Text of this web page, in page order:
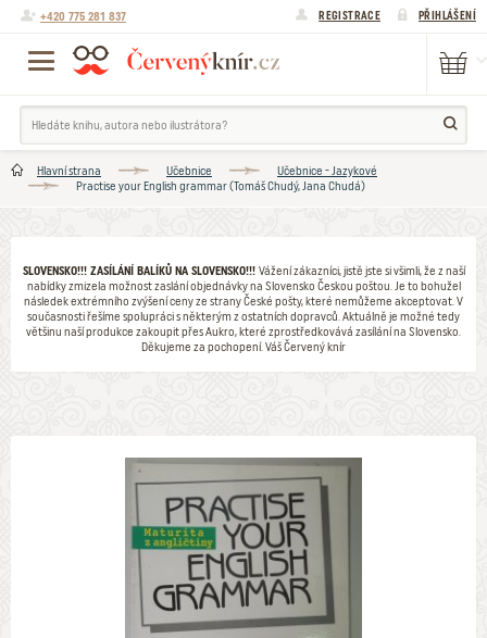
+420 775 281 837 REGISTRACE PŘIHLÁŠENÍ
Hlavní strana Učebnice
Učebnice - Jazykové
Practise your English grammar (Tomáš Chudý, Jana Chudá)
SLOVENSKO!!! ZASÍLÁNÍ BALÍKŮ NA SLOVENSKO!!! Vážení zákazníci, jistě jste si všimli, že z naší
nabídky zmizela možnost zaslání objednávky na Slovensko Českou poštou. Je to bohužel
následek extrémního zvýšení ceny ze strany České pošty, které nemůžeme akceptovat. V
současnosti řešíme spolupráci s některým z ostatních dopravců. Aktuálně je možné tedy
většinu naší produkce zakoupit přes Aukro, které zprostředkovává zasílání na Slovensko.
Děkujeme za pochopení. Váš Červený knír